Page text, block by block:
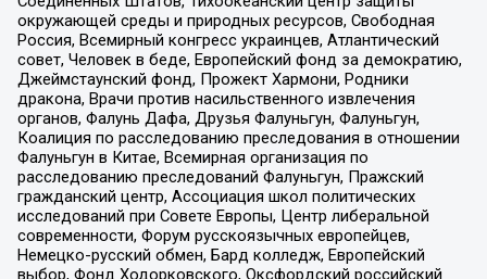
окружающей среды и природных ресурсов, Свободная
Россия, Всемирный конгресс украинцев, Атлантический
совет, Человек в беде, Европейский фонд за демократию,
Джеймстаунский фонд, Прожект Хармони, Родники
дракона, Врачи против насильственного извлечения
органов, Фалунь Дафа, Друзья Фалуньгун, Фалуньгун,
Коалиция по расследованию преследования в отношении
Фалуньгун в Китае, Всемирная организация по
расследованию преследований Фалуньгун, Пражский
гражданский центр, Ассоциация школ политических
исследований при Совете Европы, Центр либеральной
современности, Форум русскоязычных европейцев,
Немецко-русский обмен, Бард колледж, Европейский
выбор, Фонд Ходорковского, Оксфордский российский